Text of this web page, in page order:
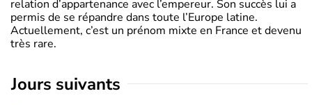
relation d’appartenance avec l’empereur. Son succès lui a
permis de se répandre dans toute l’Europe latine.
Actuellement, c’est un prénom mixte en France et devenu
très rare.
jours suivants